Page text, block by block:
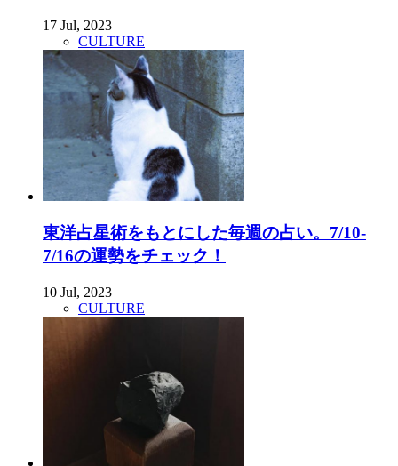
17 Jul, 2023
CULTURE
東洋占星術をもとにした毎週の占い。7/10-
7/16の運勢をチェック！
10 Jul, 2023
CULTURE